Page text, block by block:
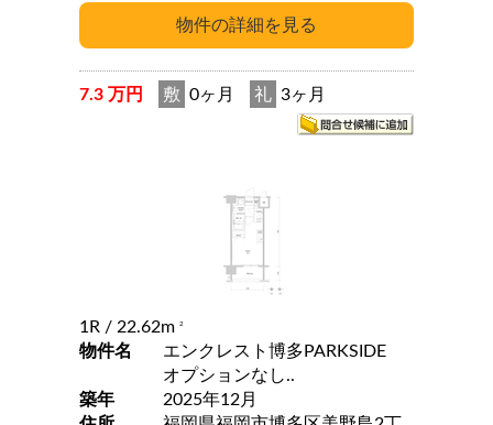
7.3 万円 敷 0ヶ月 礼 3ヶ月
1R / 22.62m 2
物件名
エンクレスト博多PARKSIDE
オプションなし..
築年
2025年12月